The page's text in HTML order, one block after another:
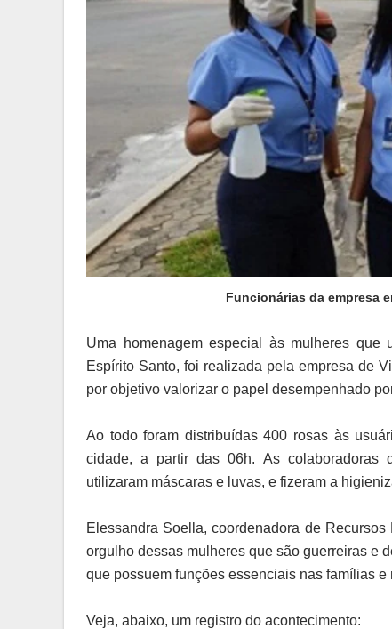
Funcionárias da empresa
Uma homenagem especial às mulheres
Espírito Santo, foi realizada pela empresa de
por objetivo valorizar o papel desempenhado
Ao todo foram distribuídas 400 rosas às
cidade, a partir das 06h. As colaboradoras
utilizaram máscaras e luvas, e fizeram a
Elessandra Soella, coordenadora de
orgulho dessas mulheres que são guerreiras e
que possuem funções essenciais nas famílias
Veja, abaixo, um registro do acontecimento: